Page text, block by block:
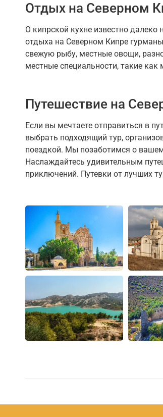
Отдых на Северном
О кипрской кухне известно
отдыха на Северном Кипре
свежую рыбу, местные овощи,
местные специальности, такие
Путешествие на
Если вы мечтаете отправиться в
выбрать подходящий тур,
поездкой. Мы позаботимся о вашем
Наслаждайтесь удивительным
приключений. Путевки от лучших